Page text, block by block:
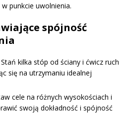
punkcie uwolnienia.
spójność
kilka stóp od ściany i ćwicz ruch
się na utrzymaniu idealnej
cele na różnych wysokościach i
swoją dokładność i spójność